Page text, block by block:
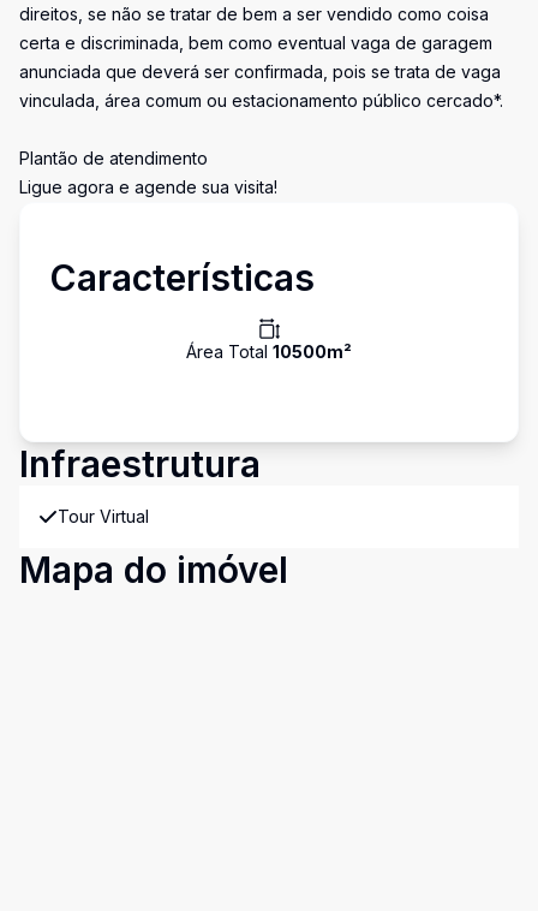
direitos, se não se tratar de bem a ser vendido como coisa
certa e discriminada, bem como eventual vaga de garagem
anunciada que deverá ser confirmada, pois se trata de vaga
vinculada, área comum ou estacionamento público cercado*.
Plantão de atendimento
Ligue agora e agende sua visita!
Características
Área Total 10500m²
Infraestrutura
Tour Virtual
Mapa do imóvel